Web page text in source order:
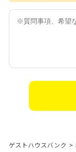
ゲストハウスバンク >